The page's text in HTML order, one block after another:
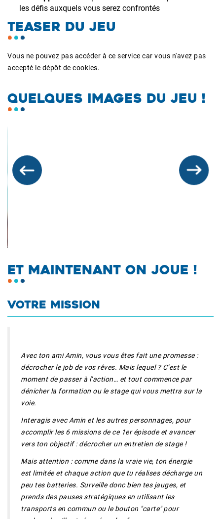
les défis auxquels vous serez confrontés
TEASER DU JEU
Vous ne pouvez pas accéder à ce service car vous n'avez pas
accepté le dépôt de cookies.
QUELQUES IMAGES DU JEU !
Précédent
ET MAINTENANT ON JOUE !
VOTRE MISSION
Avec ton ami Amin, vous vous êtes fait une promesse :
décrocher le job de vos rêves. Mais lequel ? C’est le
moment de passer à l’action… et tout commence par
dénicher la formation ou le stage qui vous mettra sur la
voie.
Interagis avec Amin et les autres personnages, pour
accomplir les 6 missions de ce 1er épisode et avancer
vers ton objectif : décrocher un entretien de stage !
Mais attention : comme dans la vraie vie, ton énergie
est limitée et chaque action que tu réalises décharge un
peu tes batteries. Surveille donc bien tes jauges, et
prends des pauses stratégiques en utilisant les
transports en commun ou le bouton "carte" pour